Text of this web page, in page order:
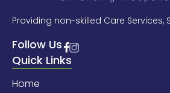
Providing non-skilled Care Services,
Follow Us
Quick Links
Home